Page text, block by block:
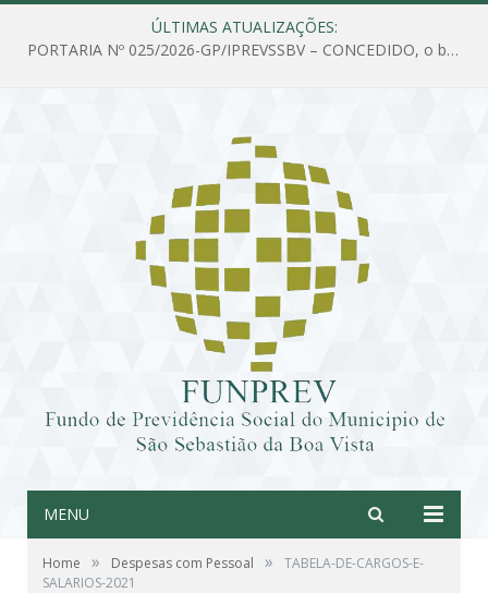
ÚLTIMAS ATUALIZAÇÕES:
PORTARIA Nº 025/2026-GP/IPREVSSBV – CONCEDIDO, o benefício de PENSÃO a MARIA ESTELA DOS SANTOS SOUZA
MENU
Home » Despesas com Pessoal »
TABELA-DE-CARGOS-E-
SALARIOS-2021